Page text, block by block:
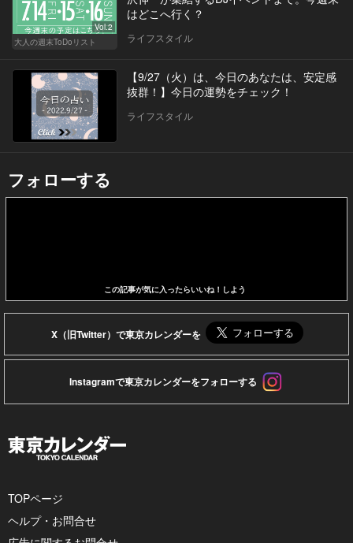
Vol.2
大人の週末ToDoリスト
はどこへ行く？
ライフスタイル
【9/27（火）は、今日のあなたは、安定感
抜群！】今日の運勢をチェック！
ライフスタイル
フォローする
この記事が気に入ったらいいね！しよう
X（旧Twitter）で東京カレンダーを
Instagramで東京カレンダーをフォローする
TOPページ
ヘルプ・お問合せ